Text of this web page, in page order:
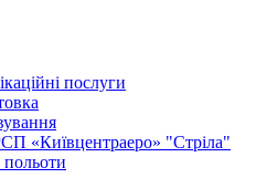
послуги
«Київцентраеро» "Стріла"
польоти